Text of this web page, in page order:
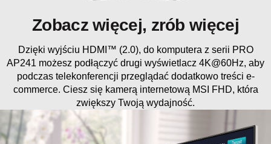
Zobacz więcej, zrób więcej
Dzięki wyjściu HDMI™ (2.0), do komputera z serii PRO
AP241 możesz podłączyć drugi wyświetlacz 4K@60Hz, aby
podczas telekonferencji przeglądać dodatkowo treści e-
commerce. Ciesz się kamerą internetową MSI FHD, która
zwiększy Twoją wydajność.